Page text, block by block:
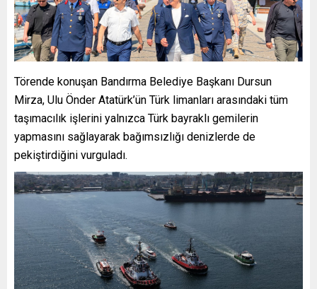
Törende konuşan Bandırma Belediye Başkanı Dursun
Mirza, Ulu Önder Atatürk’ün Türk limanları arasındaki tüm
taşımacılık işlerini yalnızca Türk bayraklı gemilerin
yapmasını sağlayarak bağımsızlığı denizlerde de
pekiştirdiğini vurguladı.